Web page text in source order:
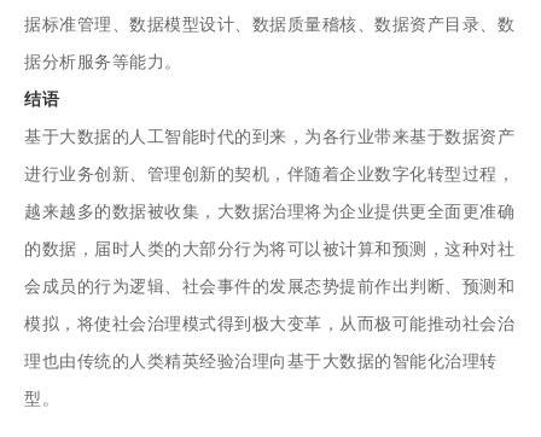
据标准管理、数据模型设计、数据质量稽核、数据资产目录、数
据分析服务等能力。
结语
基于大数据的人工智能时代的到来，为各行业带来基于数据资产
进行业务创新、管理创新的契机，伴随着企业数字化转型过程，
越来越多的数据被收集，大数据治理将为企业提供更全面更准确
的数据，届时人类的大部分行为将可以被计算和预测，这种对社
会成员的行为逻辑、社会事件的发展态势提前作出判断、预测和
模拟，将使社会治理模式得到极大变革，从而极可能推动社会治
理也由传统的人类精英经验治理向基于大数据的智能化治理转
型。